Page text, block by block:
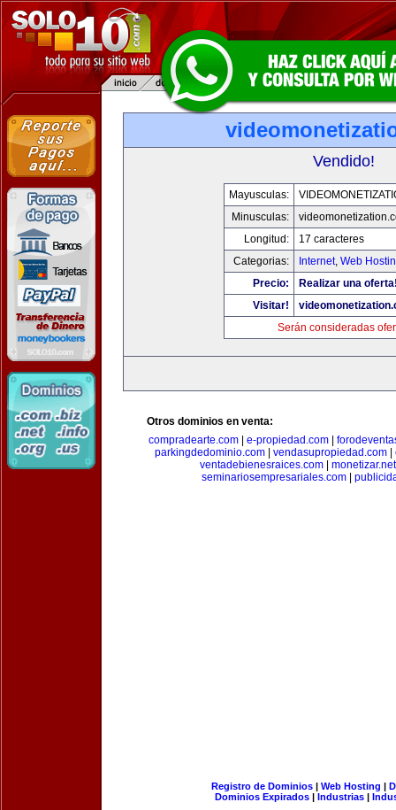
Vendido!
Mayusculas:
Minusculas:
Longitud:
17 caracteres
Categorias:
Internet, Web
Precio:
Realizar una
Visitar!
Serán consideradas
Otros dominios en venta:
compradearte.com
e-propiedad.com
parkingdedominio.com| vendasupropiedad.com|
ventadebienesraices.com
monetizar.net
seminariosempresariales.com
Registro de Dominios| Web Hosting |
Dominios Expirados | Industrias |